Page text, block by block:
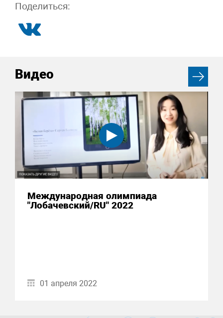
Поделиться:
Видео
Международная олимпиада
"Лобачевский/RU" 2022
01 апреля 2022